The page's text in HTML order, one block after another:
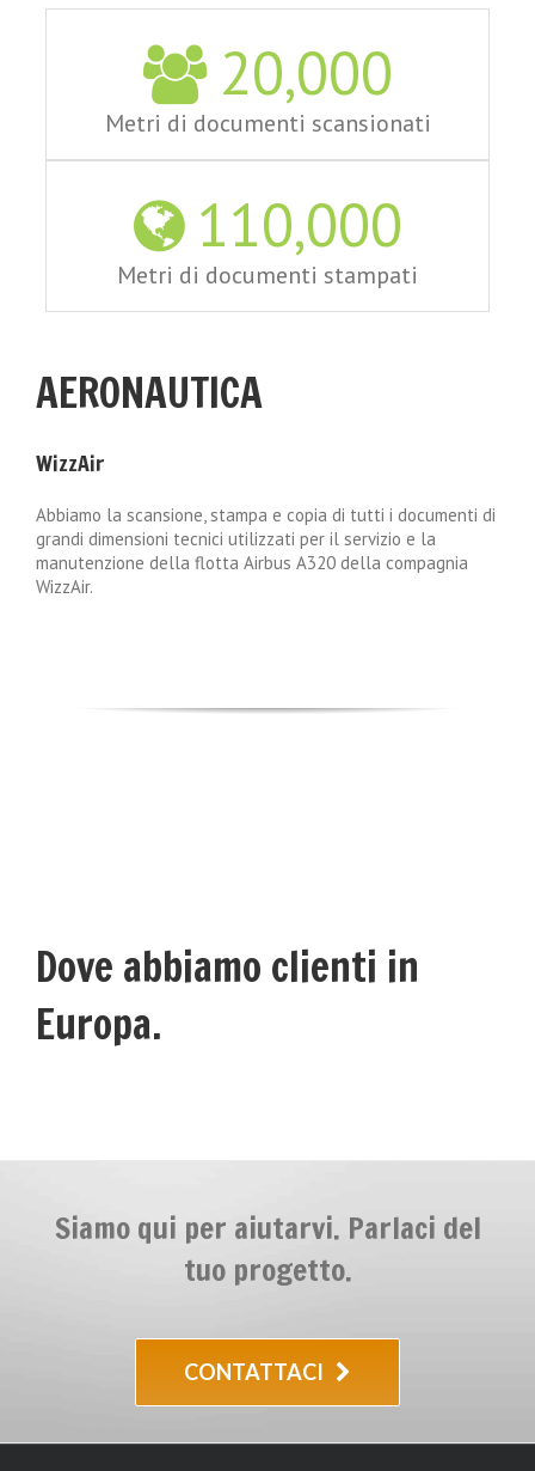
20,000
Metri di documenti scansionati
110,000
Metri di documenti stampati
AERONAUTICA
WizzAir
Abbiamo la scansione, stampa e copia di tutti i documenti di
grandi dimensioni tecnici utilizzati per il servizio e la
manutenzione della flotta Airbus A320 della compagnia
WizzAir.
Dove abbiamo clienti in
Europa.
Siamo qui per aiutarvi. Parlaci del
tuo progetto.
CONTATTACI